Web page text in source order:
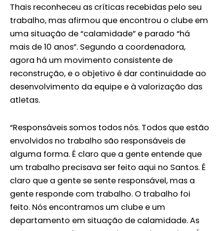
Thais reconheceu as críticas recebidas pelo seu
trabalho, mas afirmou que encontrou o clube em
uma situação de “calamidade” e parado “há
mais de 10 anos”. Segundo a coordenadora,
agora há um movimento consistente de
reconstrução, e o objetivo é dar continuidade ao
desenvolvimento da equipe e à valorização das
atletas.
“Responsáveis somos todos nós. Todos que estão
envolvidos no trabalho são responsáveis de
alguma forma. É claro que a gente entende que
um trabalho precisava ser feito aqui no Santos. É
claro que a gente se sente responsável, mas a
gente responde com trabalho. O trabalho foi
feito. Nós encontramos um clube e um
departamento em situação de calamidade. As